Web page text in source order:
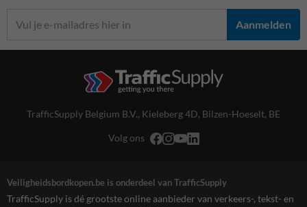
Aanmelden
TrafficSupply Belgium B.V., Kieleberg 4D, Bilzen-Hoeselt, BE
Volg ons
Veiligheidsbordkopen.be is onderdeel van TrafficSupply
TrafficSupply is dé grootste online aanbieder van verkeers-, tekst- en